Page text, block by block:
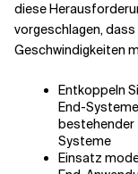
diese
vorgeschlagen,
Geschwindigkeiten
Entkoppeln
End-
bestehender
Systeme
Einsatz